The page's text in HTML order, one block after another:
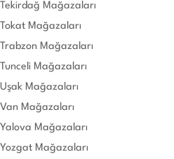
Tekirdağ Mağazaları
Tokat Mağazaları
Trabzon Mağazaları
Tunceli Mağazaları
Uşak Mağazaları
Van Mağazaları
Yalova Mağazaları
Yozgat Mağazaları